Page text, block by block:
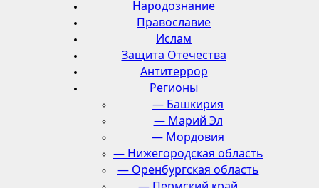
Народознание
Православие
Ислам
Защита Отечества
Антитеррор
Регионы
— Башкирия
— Марий Эл
— Мордовия
— Нижегородская область
— Оренбургская область